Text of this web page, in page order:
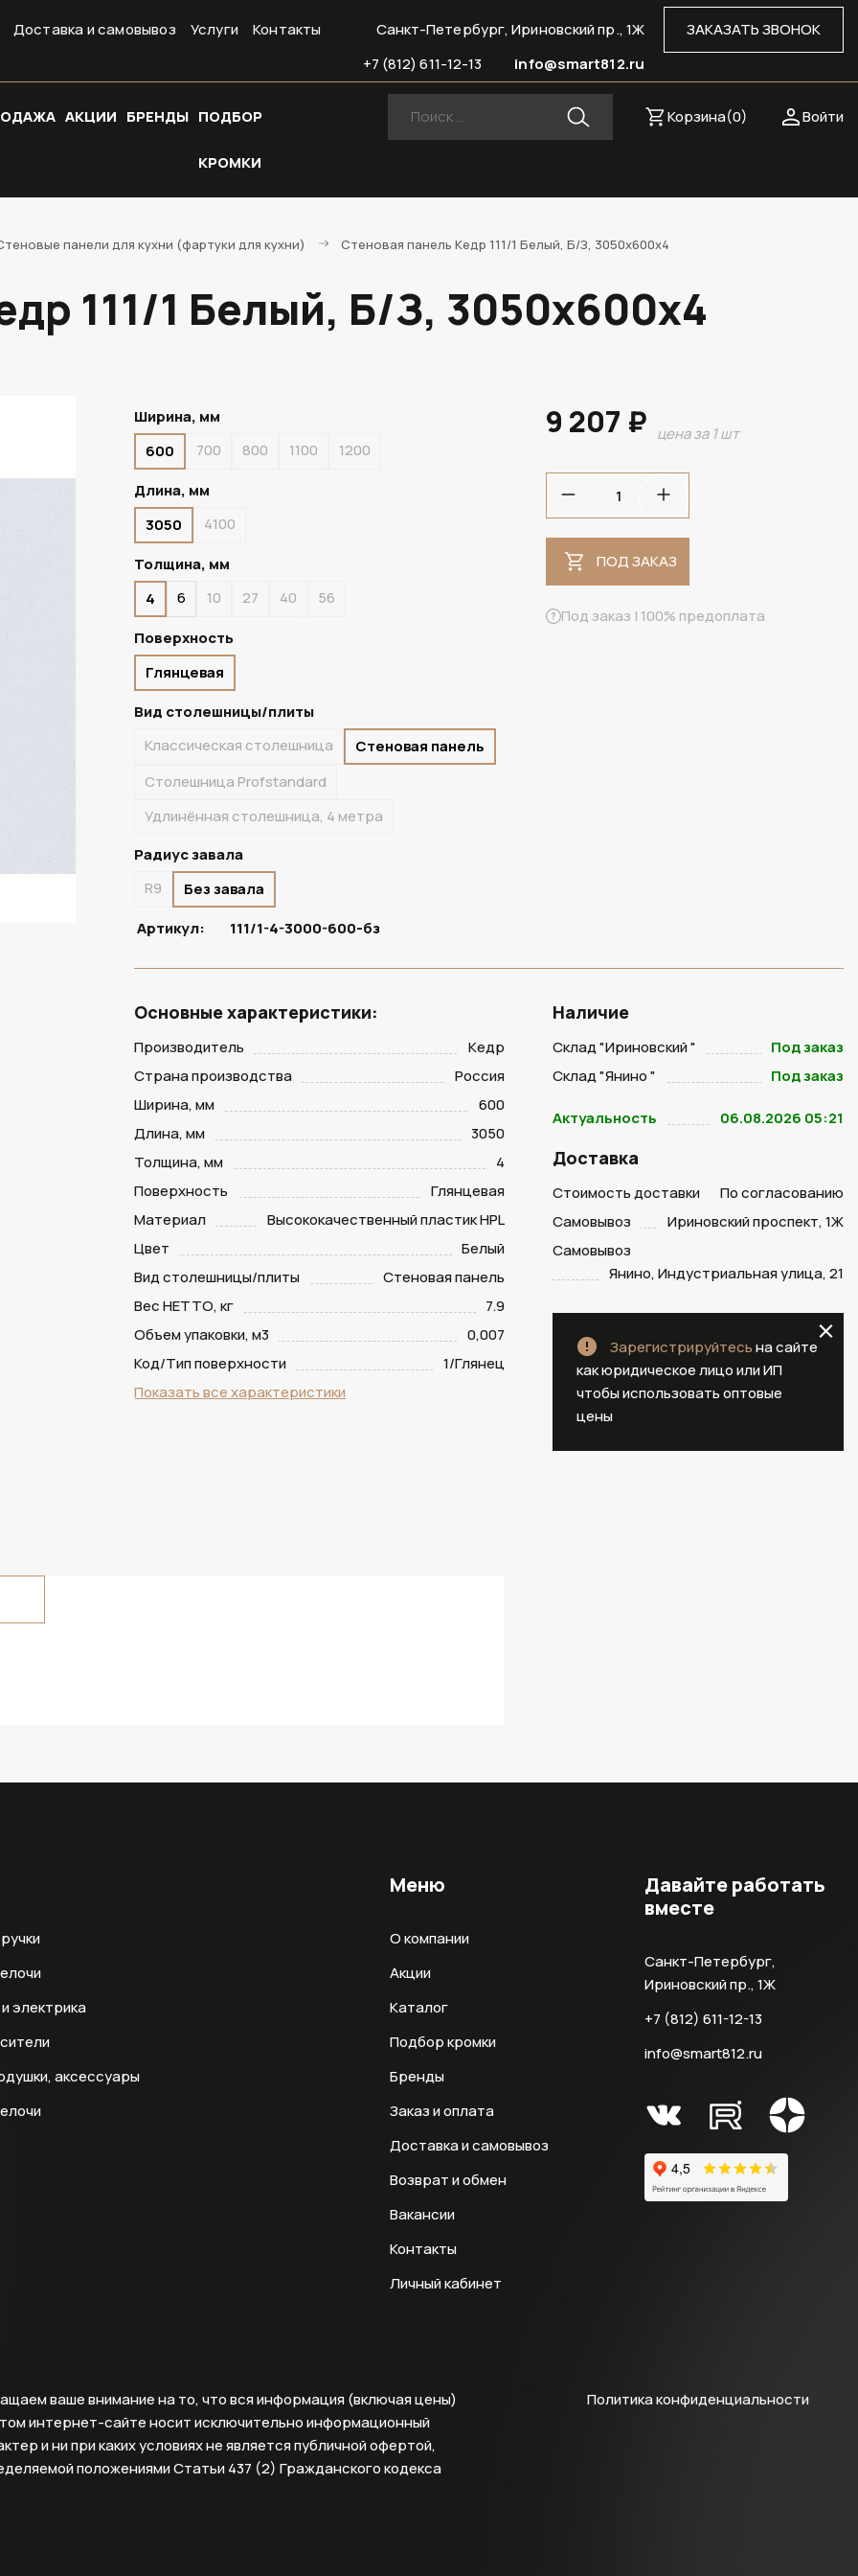
Доставка и самовывоз Услуги Контакты ЗАКАЗАТЬ ЗВОНОК
Санкт-Петербург, Ириновский пр., 1Ж
info@smart812.ru
+7 (812) 611-12-13
АКЦИИ БРЕНДЫ ПОДБОР
КРОМКИ
Войти
Корзина(0)
панели для кухни (фартуки для кухни) Стеновая панель Кедр 111/1 Белый, Б/З, 3050х600х4
111/1 Белый, Б/З, 3050х600х4
ПОД ЗАКАЗ
Ширина, мм
600
700 800 1100
1200
Длина, мм
3050
4100
Толщина, мм
4
6 10 27 40
56
Поверхность
Глянцевая
Вид столешницы/плиты
Классическая столешница
Стеновая панель
Столешница Profstandard
Удлинённая столешница, 4 метра
Радиус завала
R9
Без завала
Артикул:
111/1-4-3000-600-бз
9 207 ₽ цена за 1 шт
ПОД ЗАКАЗ
Под заказ | 100% предоплата
Основные характеристики:
Производитель
Кедр
Страна производства
Россия
Ширина, мм
600
Длина, мм
3050
Толщина, мм
4
Поверхность
Глянцевая
Материал
Высококачественный пластик HPL
Цвет
Белый
Вид столешницы/плиты
Стеновая панель
Вес НЕТТО, кг
7.9
Объем упаковки, м3
0,007
Код/Тип поверхности
1/Глянец
Показать все характеристики
Наличие
Склад "Ириновский "
Под заказ
Склад "Янино "
Под заказ
Актуальность 06.08.2026 05:21
Доставка
Стоимость доставки
По согласованию
Самовывоз
Ириновский проспект, 1Ж
Самовывоз
Янино, Индустриальная улица, 21
Зарегистрируйтесьна сайте
как юридическое лицо или ИП
чтобы использовать оптовые
цены
электрика
аксессуары
Меню
О компании
Акции
Каталог
Подбор кромки
Бренды
Заказ и оплата
Доставка и самовывоз
Возврат и обмен
Вакансии
Контакты
Личный кабинет
Давайте работать
вместе
Санкт-Петербург,
Ириновский пр., 1Ж
+7 (812) 611-12-13
info@smart812.ru
Политика конфиденциальности
ваше внимание на то, что вся информация (включая цены)
интернет-сайте носит исключительно информационный
и ни при каких условиях не является публичной офертой,
положениями Статьи 437 (2) Гражданского кодекса